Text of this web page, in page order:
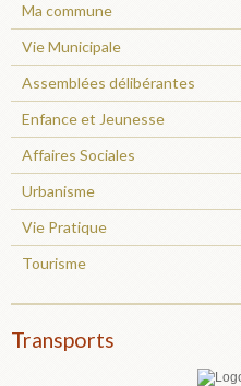
Ma commune
Vie Municipale
Assemblées délibérantes
Enfance et Jeunesse
Affaires Sociales
Urbanisme
Vie Pratique
Tourisme
Transports